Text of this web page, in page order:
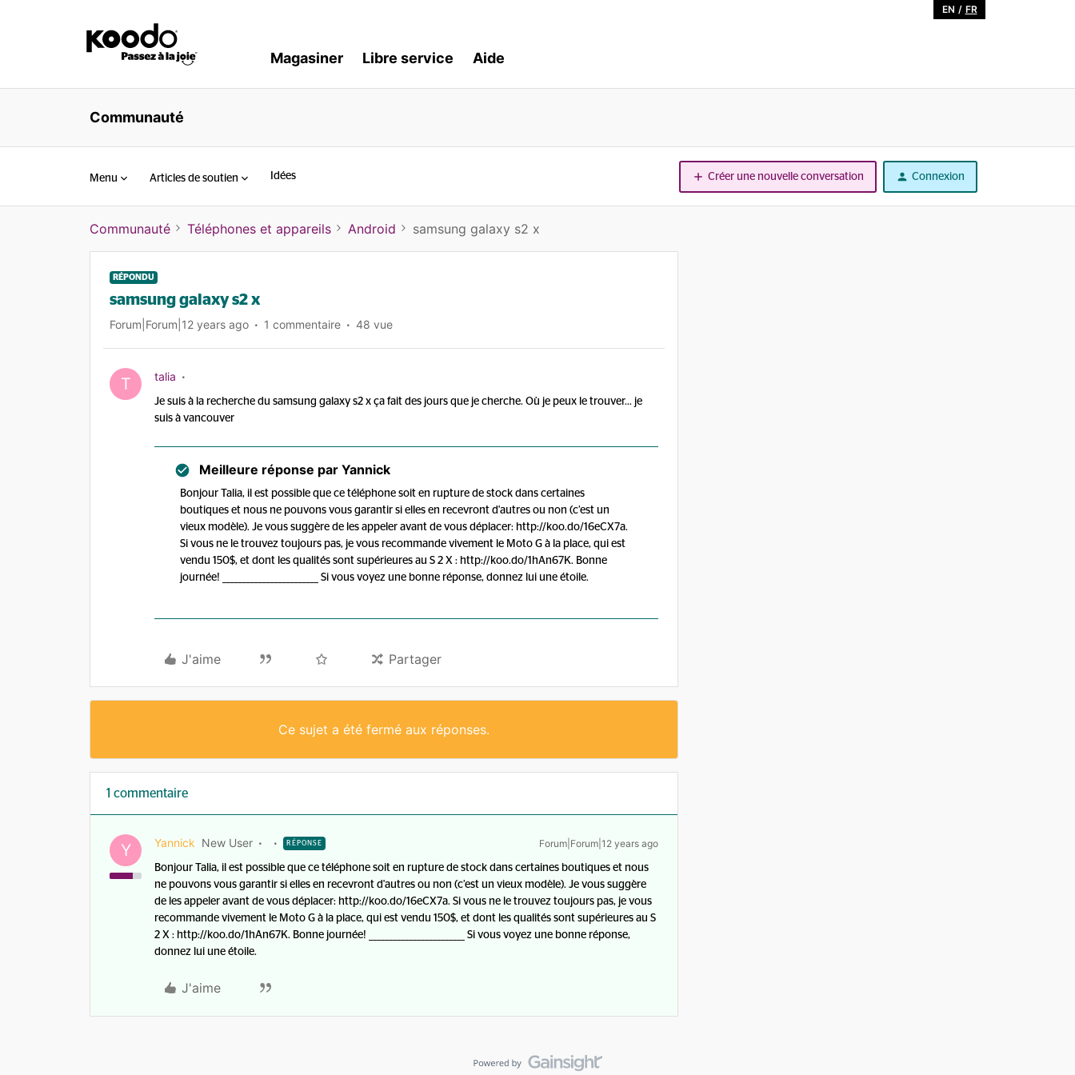
EN / FR
Magasiner Libre service Aide
Communauté
Menu Articles de soutien Idées Créer une nouvelle conversation Connexion
Communauté Téléphones et appareils Android samsung galaxy s2 x
RÉPONDU
samsung galaxy s2 x
Forum|Forum|12 years ago 1 commentaire 48 vue
T talia
Je suis à la recherche du samsung galaxy s2 x ça fait des jours que je cherche. Où je peux le trouver... je
suis à vancouver
Meilleure réponse par Yannick
Bonjour Talia, il est possible que ce téléphone soit en rupture de stock dans certaines
boutiques et nous ne pouvons vous garantir si elles en recevront d'autres ou non (c’est un
vieux modèle). Je vous suggère de les appeler avant de vous déplacer: http://koo.do/16eCX7a.
Si vous ne le trouvez toujours pas, je vous recommande vivement le Moto G à la place, qui est
vendu 150$, et dont les qualités sont supérieures au S 2 X : http://koo.do/1hAn67K. Bonne
journée! ________________________ Si vous voyez une bonne réponse, donnez lui une étoile.
J'aime Partager
Ce sujet a été fermé aux réponses.
1 commentaire
Y Yannick New User RÉPONSE Forum|Forum|12 years ago
Bonjour Talia, il est possible que ce téléphone soit en rupture de stock dans certaines boutiques et nous
ne pouvons vous garantir si elles en recevront d'autres ou non (c’est un vieux modèle). Je vous suggère
de les appeler avant de vous déplacer: http://koo.do/16eCX7a. Si vous ne le trouvez toujours pas, je vous
recommande vivement le Moto G à la place, qui est vendu 150$, et dont les qualités sont supérieures au S
2 X : http://koo.do/1hAn67K. Bonne journée! ________________________ Si vous voyez une bonne réponse,
donnez lui une étoile.
J'aime